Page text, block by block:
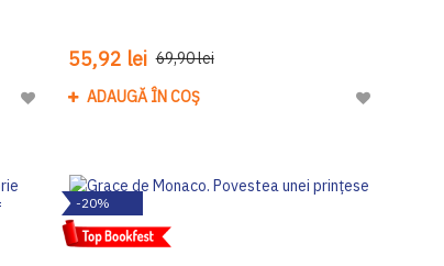
Adaugă
Dorinte
55,92 lei 69,90 lei
ADAUGĂ ÎN COȘ
Adaugă
de
-20%